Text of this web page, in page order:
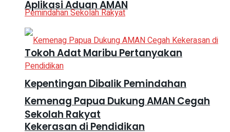
Aplikasi Aduan AMAN
Kemenag Papua Dukung AMAN Cegah
Kekerasan di Pendidikan
Tokoh Adat Maribu Pertanyakan
Kepentingan Dibalik Pemindahan
Sekolah Rakyat